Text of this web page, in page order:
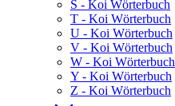
S - Koi Wörterbuch
T - Koi Wörterbuch
U - Koi Wörterbuch
V - Koi Wörterbuch
W - Koi Wörterbuch
Y - Koi Wörterbuch
Z - Koi Wörterbuch